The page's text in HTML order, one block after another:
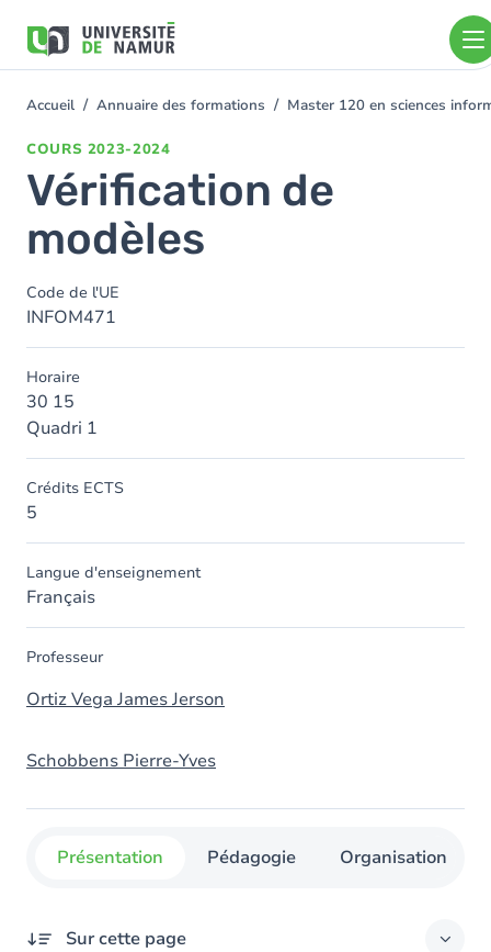
contenu
You
Accueil Annuaire des formations Master 120 en sciences
COURS 2023-2024
Vérification de
modèles
Code de l'UE
INFOM471
Horaire
30 15
Quadri 1
Crédits ECTS
5
Langue d'enseignement
Français
Professeur
Ortiz Vega James Jerson
Schobbens Pierre-Yves
Présentation Pédagogie Organisation
Sur cette page